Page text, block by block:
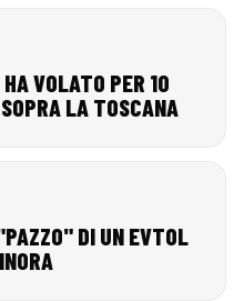
VOLATO PER 10
LA TOSCANA
DI UN EVTOL